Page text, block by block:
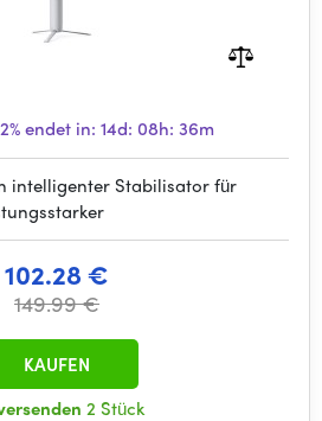
endet in: 14d: 08h: 36m
intelligenter Stabilisator für
102.28 €
149.99 €
2 Stück
KAUFEN